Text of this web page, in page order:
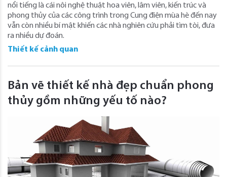
nổi tiếng là cái nôi nghệ thuật hoa viên, lâm viên, kiến trúc và
phong thủy của các công trình trong Cung điện mùa hè đến nay
vẫn còn nhiều bí mật khiến các nhà nghiên cứu phải tìm tòi, đưa
ra nhiều dự đoán.
Thiết kế cảnh quan
Bản vẽ thiết kế nhà đẹp chuẩn phong
thủy gồm những yếu tố nào?